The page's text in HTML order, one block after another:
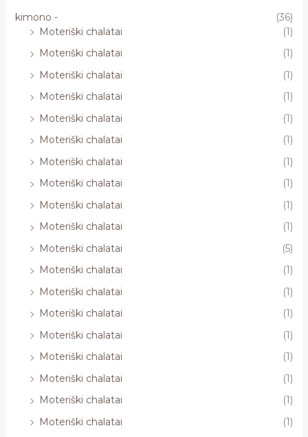
kimono -
(36)
Moteriški chalatai
(1)
Moteriški chalatai
(1)
Moteriški chalatai
(1)
Moteriški chalatai
(1)
Moteriški chalatai
(1)
Moteriški chalatai
(1)
Moteriški chalatai
(1)
Moteriški chalatai
(1)
Moteriški chalatai
(1)
Moteriški chalatai
(1)
Moteriški chalatai
(5)
Moteriški chalatai
(1)
Moteriški chalatai
(1)
Moteriški chalatai
(1)
Moteriški chalatai
(1)
Moteriški chalatai
(1)
Moteriški chalatai
(1)
Moteriški chalatai
(1)
Moteriški chalatai
(1)